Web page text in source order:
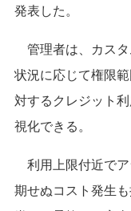
発表した。
管理者は、カス
状況に応じて権限
対するクレジット
視化できる。
利用上限付近で
期せぬコスト発生